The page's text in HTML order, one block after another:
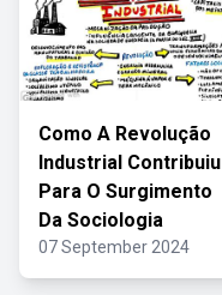
Como A Revolução
Industrial Contribuiu
Para O Surgimento
Da Sociologia
07 September 2024